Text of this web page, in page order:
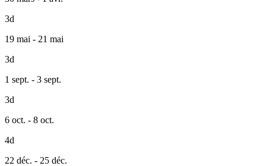
3d
19 mai - 21 mai
3d
1 sept. - 3 sept.
3d
6 oct. - 8 oct.
4d
22 déc. - 25 déc.